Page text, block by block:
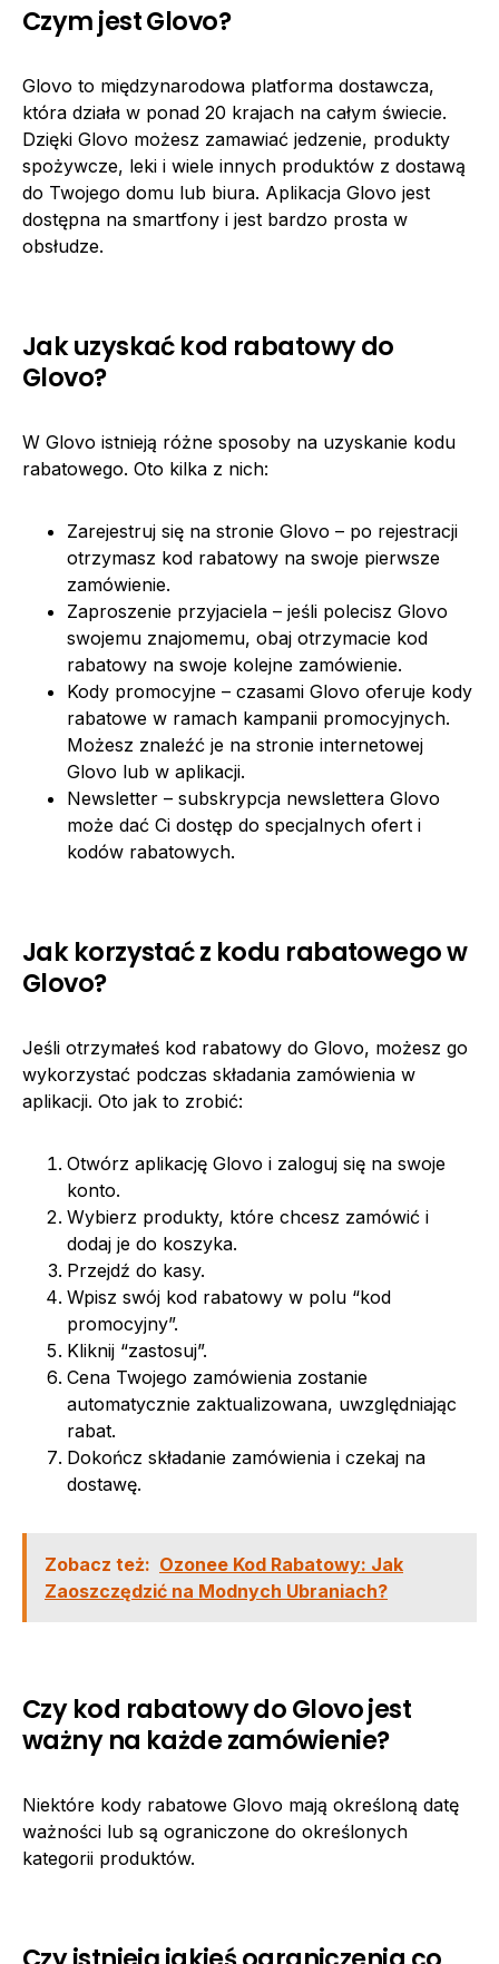
Czym jest Glovo?
Glovo to międzynarodowa platforma dostawcza,
która działa w ponad 20 krajach na całym świecie.
Dzięki Glovo możesz zamawiać jedzenie, produkty
spożywcze, leki i wiele innych produktów z dostawą
do Twojego domu lub biura. Aplikacja Glovo jest
dostępna na smartfony i jest bardzo prosta w
obsłudze.
Jak uzyskać kod rabatowy do
Glovo?
W Glovo istnieją różne sposoby na uzyskanie kodu
rabatowego. Oto kilka z nich:
Zarejestruj się na stronie Glovo – po rejestracji
otrzymasz kod rabatowy na swoje pierwsze
zamówienie.
Zaproszenie przyjaciela – jeśli polecisz Glovo
swojemu znajomemu, obaj otrzymacie kod
rabatowy na swoje kolejne zamówienie.
Kody promocyjne – czasami Glovo oferuje kody
rabatowe w ramach kampanii promocyjnych.
Możesz znaleźć je na stronie internetowej
Glovo lub w aplikacji.
Newsletter – subskrypcja newslettera Glovo
może dać Ci dostęp do specjalnych ofert i
kodów rabatowych.
Jak korzystać z kodu rabatowego w
Glovo?
Jeśli otrzymałeś kod rabatowy do Glovo, możesz go
wykorzystać podczas składania zamówienia w
aplikacji. Oto jak to zrobić:
Otwórz aplikację Glovo i zaloguj się na swoje
konto.
Wybierz produkty, które chcesz zamówić i
dodaj je do koszyka.
Przejdź do kasy.
Wpisz swój kod rabatowy w polu “kod
promocyjny”.
Kliknij “zastosuj”.
Cena Twojego zamówienia zostanie
automatycznie zaktualizowana, uwzględniając
rabat.
Dokończ składanie zamówienia i czekaj na
dostawę.
Zobacz też: Ozonee Kod Rabatowy: Jak
Zaoszczędzić na Modnych Ubraniach?
Czy kod rabatowy do Glovo jest
ważny na każde zamówienie?
Niektóre kody rabatowe Glovo mają określoną datę
ważności lub są ograniczone do określonych
kategorii produktów.